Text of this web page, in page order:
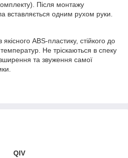
Після монтажу
вставляється одним рухом руки.
ABS-пластику, стійкого до
Не тріскаються в спеку
та звуження самої
QIV